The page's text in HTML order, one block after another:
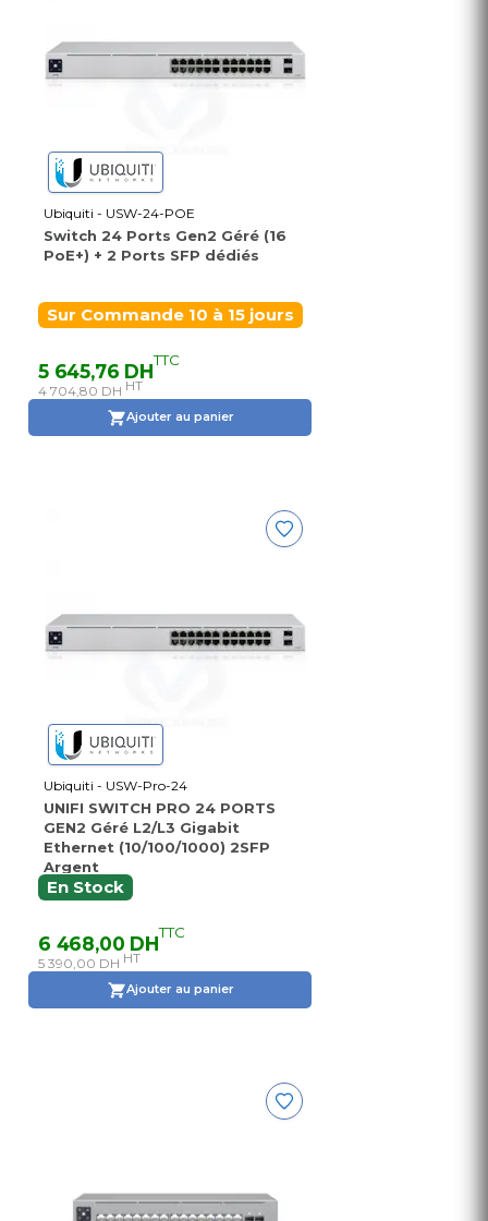
Ubiquiti - USW-24-POE
Switch 24 Ports Gen2 Géré (16
PoE+) + 2 Ports SFP dédiés
Sur Commande 10 à 15 jours
5 645,76 DHTTC
4 704,80 DH HT
Ajouter au panier
Ubiquiti - USW-Pro-24
UNIFI SWITCH PRO 24 PORTS
GEN2 Géré L2/L3 Gigabit
Ethernet (10/100/1000) 2SFP
Argent
En Stock
6 468,00 DHTTC
5 390,00 DH HT
Ajouter au panier